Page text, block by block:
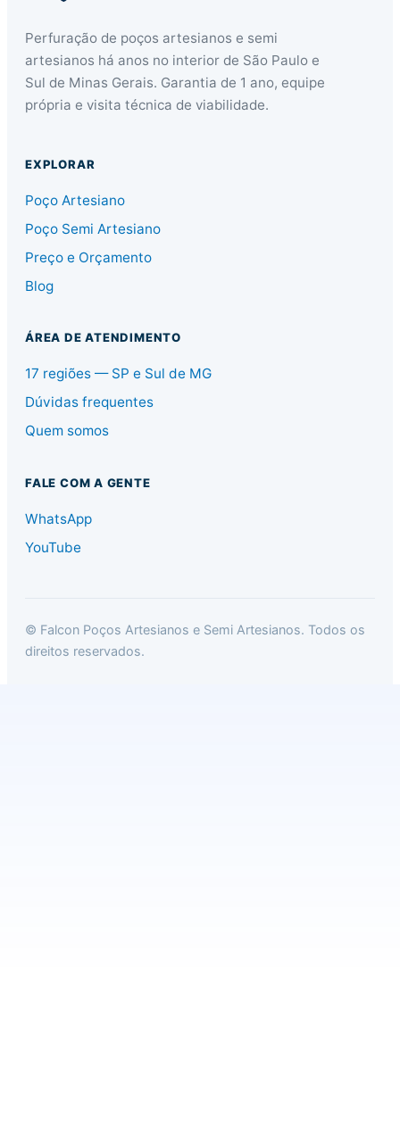
Perfuração de poços artesianos e semi
artesianos há anos no interior de São Paulo e
Sul de Minas Gerais. Garantia de 1 ano, equipe
própria e visita técnica de viabilidade.
EXPLORAR
Poço Artesiano
Poço Semi Artesiano
Preço e Orçamento
Blog
ÁREA DE ATENDIMENTO
17 regiões — SP e Sul de MG
Dúvidas frequentes
Quem somos
FALE COM A GENTE
WhatsApp
YouTube
© Falcon Poços Artesianos e Semi Artesianos. Todos os
direitos reservados.